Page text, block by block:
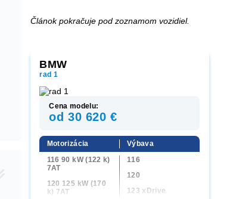
Článok pokračuje pod zoznamom vozidiel.
BMW
rad 1
Cena modelu:
od 30 620 €
Motorizácia
116 90 kW (122 k)
7AT
120 125 kW (170
k) 7AT
Výbava
116
120
123 xDrive